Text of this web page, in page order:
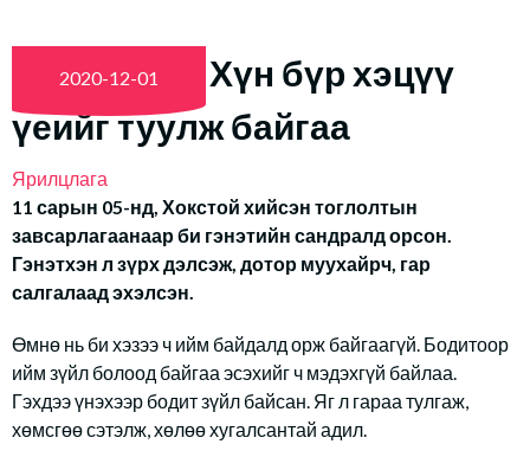
Кевин Лав: Хүн бүр хэцүү
үеийг туулж байгаа
Ярилцлага
2020-12-01
11 сарын 05-нд, Хокстой хийсэн тоглолтын
завсарлагаанаар би гэнэтийн сандралд орсон.
Гэнэтхэн л зүрх дэлсэж, дотор муухайрч, гар
салгалаад эхэлсэн.
Өмнө нь би хэзээ ч ийм байдалд орж байгаагүй. Бодитоор
ийм зүйл болоод байгаа эсэхийг ч мэдэхгүй байлаа.
Гэхдээ үнэхээр бодит зүйл байсан. Яг л гараа тулгаж,
хөмсгөө сэтэлж, хөлөө хугалсантай адил.